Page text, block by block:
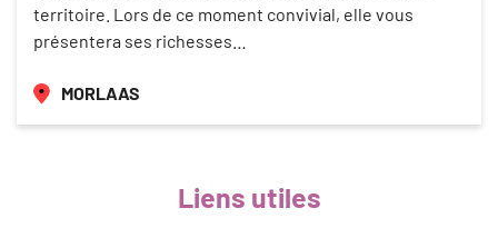
territoire. Lors de ce moment convivial, elle vous
présentera ses richesses…
MORLAAS
Liens utiles